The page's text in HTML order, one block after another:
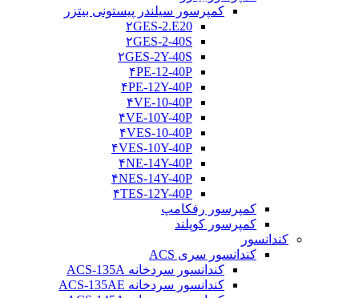
کمپرسور سیلندر پیستونی بیتزر
۲GES-2.E20
۲GES-2-40S
۲GES-2Y-40S
۴PE-12-40P
۴PE-12Y-40P
۴VE-10-40P
۴VE-10Y-40P
۴VES-10-40P
۴VES-10Y-40P
۴NE-14Y-40P
۴NES-14Y-40P
۴TES-12Y-40P
کمپرسور رفکامپ
کمپرسور کوپلند
کندانسور
کندانسور سری ACS
کندانسور سردخانه ACS-135A
کندانسور سردخانه ACS-135AE